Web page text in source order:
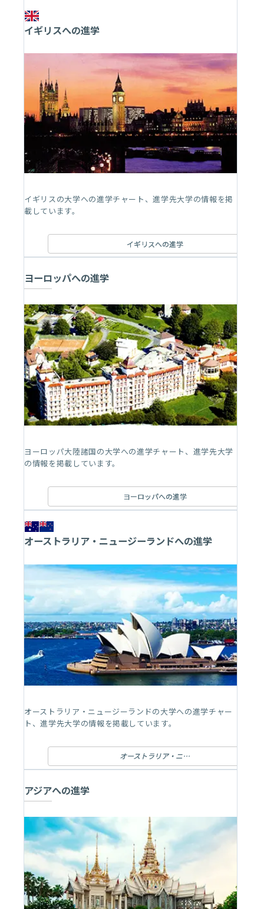
イギリスへの進学
イギリスの大学への進学チャート、進学先大学の情報を掲
載しています。
イギリスへの進学
ヨーロッパへの進学
ヨーロッパ大陸諸国の大学への進学チャート、進学先大学
の情報を掲載しています。
ヨーロッパへの進学
オーストラリア・ニュージーランドへの進学
オーストラリア・ニュージーランドの大学への進学チャー
ト、進学先大学の情報を掲載しています。
オーストラリア・ニュージーランドへの進学
アジアへの進学